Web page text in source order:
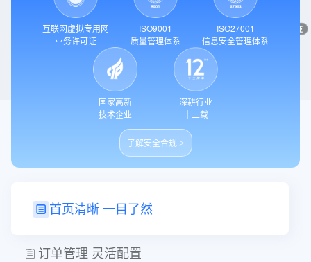
澳大利亚
互联网虚拟专用网
业务许可证
ISO9001
质量管理体系
ISO27001
信息安全管理体系
国家高新
技术企业
深耕行业
十二载
了解安全合规 >
工程师专属管理控制台
首页清晰 一目了然
订单管理 灵活配置